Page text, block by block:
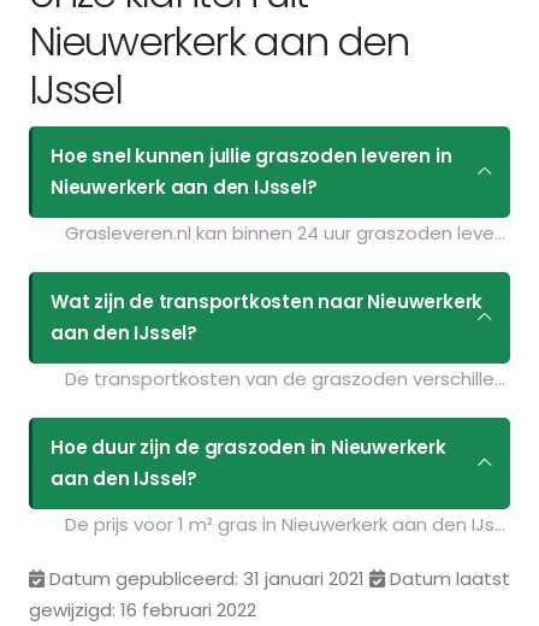
Nieuwerkerk aan den
IJssel
Hoe snel kunnen jullie graszoden leveren in
Nieuwerkerk aan den IJssel?
Grasleveren.nl kan binnen 24 uur graszoden leveren in Nieuwerkerk aan den IJssel. Als u bijvoorbeeld graszoden op maandag bestelt voor 11:30 kunt u ze de volgende dag geleverd krijgen. Kijk voor de actuele leverdagen op de pagina
Wat zijn de transportkosten naar Nieuwerkerk
aan den IJssel?
De transportkosten van de graszoden verschillen per postcodegebied en zijn afhankelijk van de hoeveelheid graszoden die u bestelt. Bent u benieuwd naar de prijzen? Vul uw gegevens in op de pagina
Hoe duur zijn de graszoden in Nieuwerkerk
aan den IJssel?
De prijs voor 1 m² gras in Nieuwerkerk aan den IJssel is : € 3.49. U kunt deze graszoden bestellen via de volgende link:
Datum gepubliceerd: 31 januari 2021
Datum laatst
gewijzigd: 16 februari 2022